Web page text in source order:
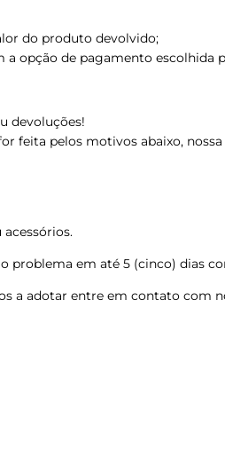
do produto devolvido;
a opção de pagamento escolhida
devoluções!
feita pelos motivos abaixo,
problema em até 5 (cinco) dias
a adotar entre em contato com